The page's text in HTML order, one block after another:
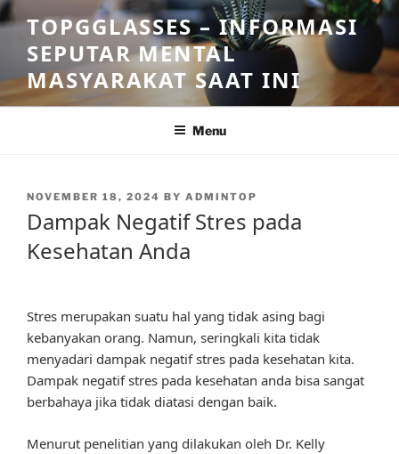
Skip
to
content
TOPGGLASSES – INFORMASI
SEPUTAR MENTAL
MASYARAKAT SAAT INI
Menu
POSTED
NOVEMBER 18, 2024 BY ADMINTOP
Dampak Negatif Stres pada
Kesehatan Anda
Stres merupakan suatu hal yang tidak asing bagi
kebanyakan orang. Namun, seringkali kita tidak
menyadari dampak negatif stres pada kesehatan kita.
Dampak negatif stres pada kesehatan anda bisa sangat
berbahaya jika tidak diatasi dengan baik.
Menurut penelitian yang dilakukan oleh Dr. Kelly